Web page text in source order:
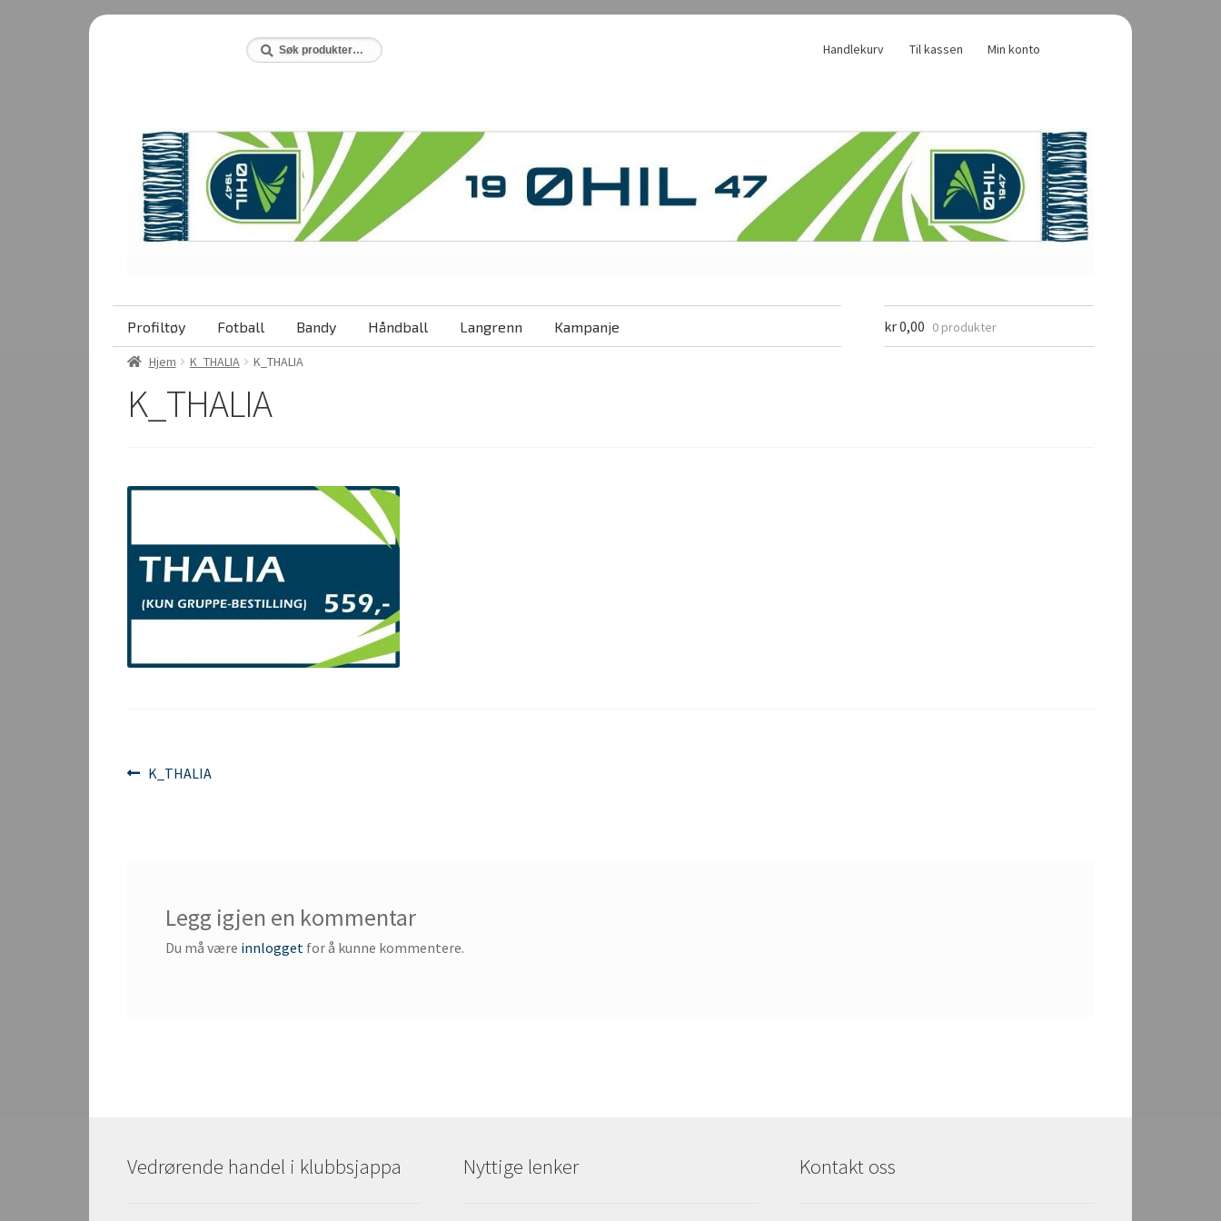
Søk
etter:
Søk Handlekurv Til kassen Min konto
Profiltøy Fotball Bandy Håndball Langrenn Kampanje kr0,00 0 produkter
Hjem K_THALIA K_THALIA
K_THALIA
Innleggsnavigasjon
Forrige
K_THALIA
Legg igjen en kommentar
Du må være innlogget for å kunne kommentere.
Vedrørende handel i klubbsjappa Nyttige lenker Kontakt oss